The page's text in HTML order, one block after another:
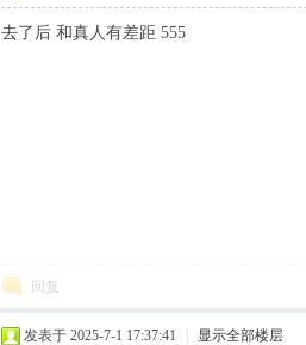
去了后 和真人有差距 555
回复
发表于 2025-7-1 17:37:41 显示全部楼层